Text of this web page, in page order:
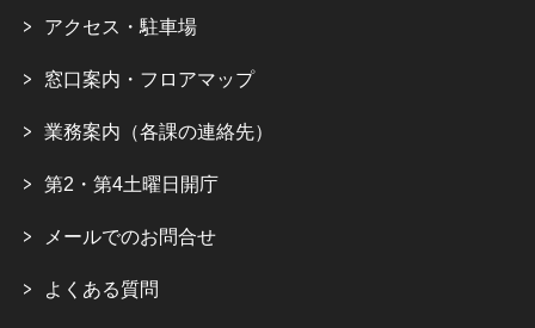
アクセス・駐車場
窓口案内・フロアマップ
業務案内（各課の連絡先）
第2・第4土曜日開庁
メールでのお問合せ
よくある質問